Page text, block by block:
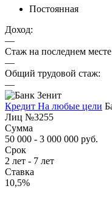
Постоянная
Доход:
—
Стаж на последнем
—
Общий трудовой стаж:
—
Кредит На любые цели
Лиц №3255
Сумма
50 000 - 3 000 000 руб.
Срок
2 лет - 7 лет
Ставка
10,5%